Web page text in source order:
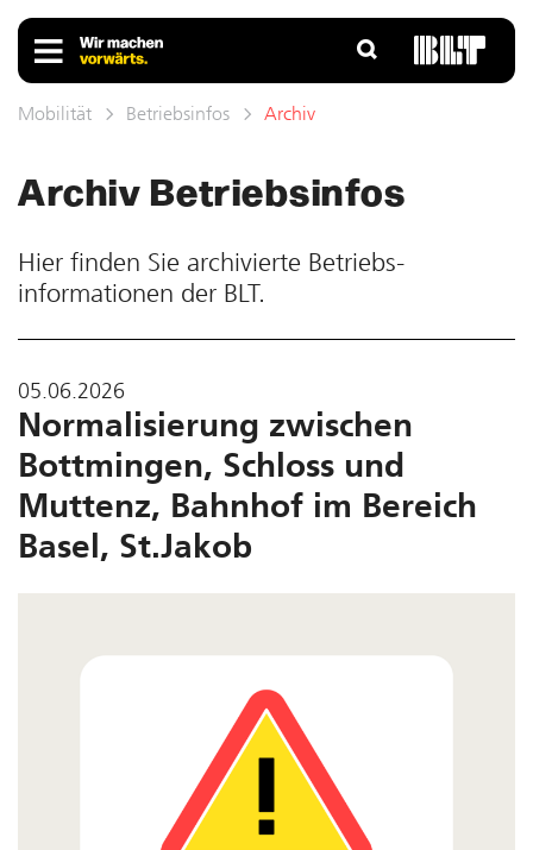
Mobilität Betriebsinfos Archiv
Archiv Betriebs­infos
Hier finden Sie ar­chivierte Betriebs­
informationen der BLT.
05.06.2026
Normalisierung zwischen
Bottmingen, Schloss und
Muttenz, Bahnhof im Bereich
Basel, St.Jakob